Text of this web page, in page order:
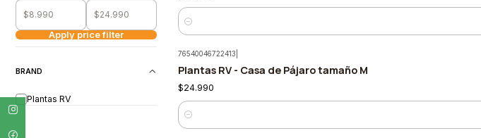
Apply price filter
BRAND
Plantas RV
Quantity
76540046722413
Plantas RV - Casa de Pájaro tamaño M
$24.990
Quantity